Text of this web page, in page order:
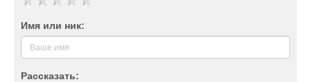
Имя или ник:
Рассказать: